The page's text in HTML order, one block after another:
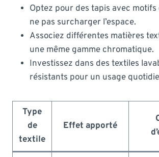
Optez pour des tapis avec
ne pas surcharger l’espace.
Associez différentes matières
une même gamme chromatique.
Investissez dans des textiles
résistants pour un usage
Type
de
textile
Effet apporté